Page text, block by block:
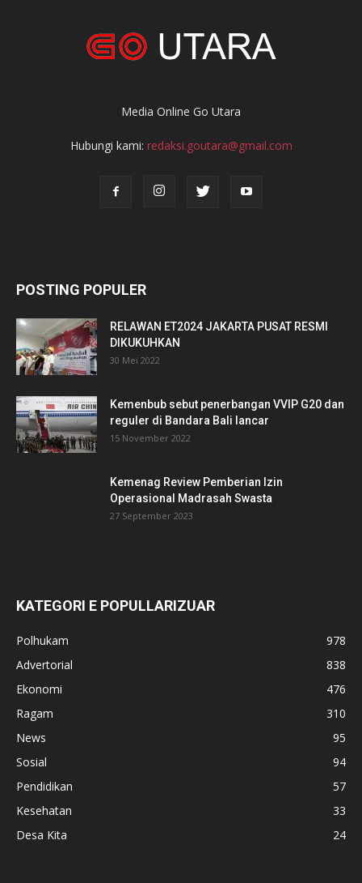
Media Online Go Utara
Hubungi kami: redaksi.goutara@gmail.com
POSTING POPULER
RELAWAN ET2024 JAKARTA PUSAT RESMI
DIKUKUHKAN
30 Mei 2022
Kemenbub sebut penerbangan VVIP G20 dan
reguler di Bandara Bali lancar
15 November 2022
Kemenag Review Pemberian Izin
Operasional Madrasah Swasta
27 September 2023
KATEGORI E POPULLARIZUAR
Polhukam
978
Advertorial
838
Ekonomi
476
Ragam
310
News
95
Sosial
94
Pendidikan
57
Kesehatan
33
Desa Kita
24